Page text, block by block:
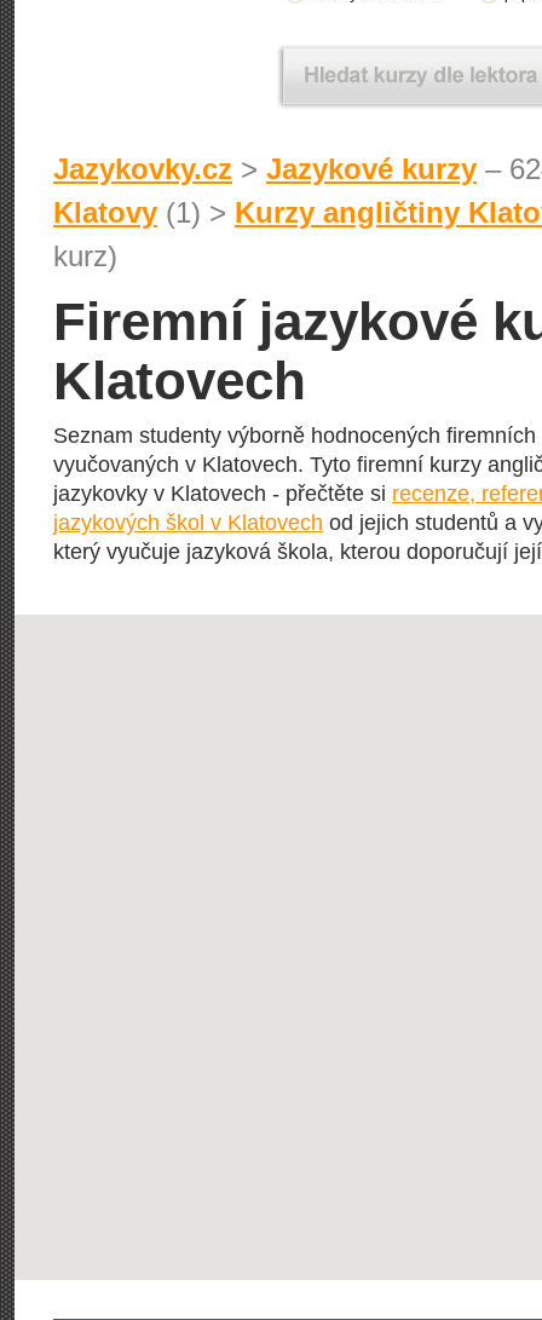
Jazykovky.cz > Jazykové kurzy –
Klatovy (1) > Kurzy angličtiny
kurz)
Firemní jazykové
Klatovech
Seznam studenty výborně hodnocených
vyučovaných v Klatovech. Tyto firemní kurzy
jazykovky v Klatovech - přečtěte si recenze,
jazykových škol v Klatovech od jejich studentů a
který vyučuje jazyková škola, kterou doporučují